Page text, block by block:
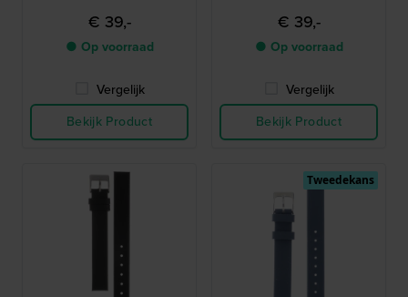
€ 39,-
● Op voorraad
Vergelijk
Bekijk Product
€ 39,-
● Op voorraad
Vergelijk
Bekijk Product
Tweedekans